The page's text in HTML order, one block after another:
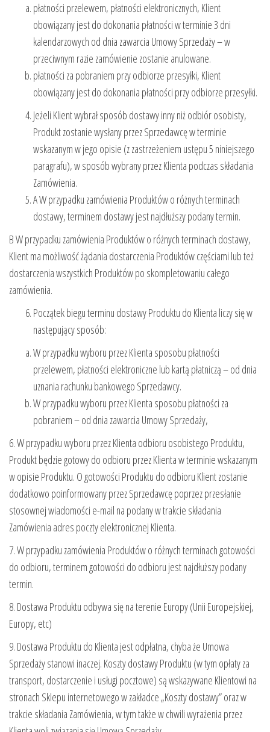
płatności przelewem, płatności elektronicznych, Klient
obowiązany jest do dokonania płatności w terminie 3 dni
kalendarzowych od dnia zawarcia Umowy Sprzedaży – w
przeciwnym razie zamówienie zostanie anulowane.
płatności za pobraniem przy odbiorze przesyłki, Klient
obowiązany jest do dokonania płatności przy odbiorze przesyłki.
Jeżeli Klient wybrał sposób dostawy inny niż odbiór osobisty,
Produkt zostanie wysłany przez Sprzedawcę w terminie
wskazanym w jego opisie (z zastrzeżeniem ustępu 5 niniejszego
paragrafu), w sposób wybrany przez Klienta podczas składania
Zamówienia.
A W przypadku zamówienia Produktów o różnych terminach
dostawy, terminem dostawy jest najdłuższy podany termin.
B W przypadku zamówienia Produktów o różnych terminach dostawy,
Klient ma możliwość żądania dostarczenia Produktów częściami lub też
dostarczenia wszystkich Produktów po skompletowaniu całego
zamówienia.
Początek biegu terminu dostawy Produktu do Klienta liczy się w
następujący sposób:
W przypadku wyboru przez Klienta sposobu płatności
przelewem, płatności elektroniczne lub kartą płatniczą – od dnia
uznania rachunku bankowego Sprzedawcy.
W przypadku wyboru przez Klienta sposobu płatności za
pobraniem – od dnia zawarcia Umowy Sprzedaży,
6. W przypadku wyboru przez Klienta odbioru osobistego Produktu,
Produkt będzie gotowy do odbioru przez Klienta w terminie wskazanym
w opisie Produktu. O gotowości Produktu do odbioru Klient zostanie
dodatkowo poinformowany przez Sprzedawcę poprzez przesłanie
stosownej wiadomości e-mail na podany w trakcie składania
Zamówienia adres poczty elektronicznej Klienta.
7. W przypadku zamówienia Produktów o różnych terminach gotowości
do odbioru, terminem gotowości do odbioru jest najdłuższy podany
termin.
8. Dostawa Produktu odbywa się na terenie Europy (Unii Europejskiej,
Europy, etc)
9. Dostawa Produktu do Klienta jest odpłatna, chyba że Umowa
Sprzedaży stanowi inaczej. Koszty dostawy Produktu (w tym opłaty za
transport, dostarczenie i usługi pocztowe) są wskazywane Klientowi na
stronach Sklepu internetowego w zakładce „Koszty dostawy” oraz w
trakcie składania Zamówienia, w tym także w chwili wyrażenia przez